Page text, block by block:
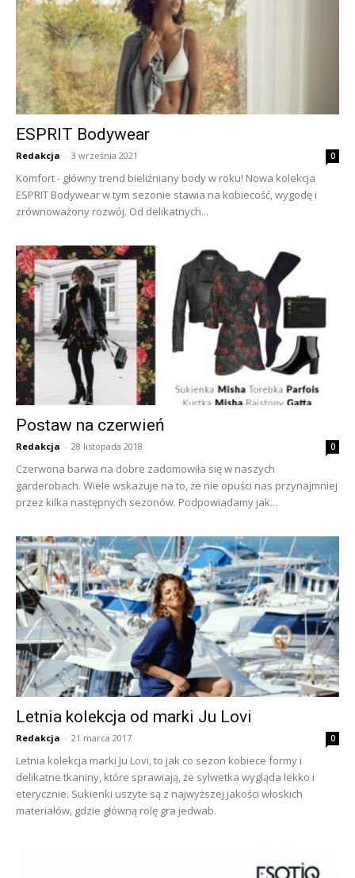
ESPRIT Bodywear
Redakcja - 3 września 2021 0
Komfort - główny trend bieliźniany body w roku! Nowa kolekcja
ESPRIT Bodywear w tym sezonie stawia na kobiecość, wygodę i
zrównoważony rozwój. Od delikatnych...
Postaw na czerwień
Redakcja - 28 listopada 2018 0
Czerwona barwa na dobre zadomowiła się w naszych
garderobach. Wiele wskazuje na to, że nie opuści nas przynajmniej
przez kilka następnych sezonów. Podpowiadamy jak...
Letnia kolekcja od marki Ju Lovi
Redakcja - 21 marca 2017 0
Letnia kolekcja marki Ju Lovi, to jak co sezon kobiece formy i
delikatne tkaniny, które sprawiają, że sylwetka wygląda lekko i
eterycznie. Sukienki uszyte są z najwyższej jakości włoskich
materiałów, gdzie główną rolę gra jedwab.